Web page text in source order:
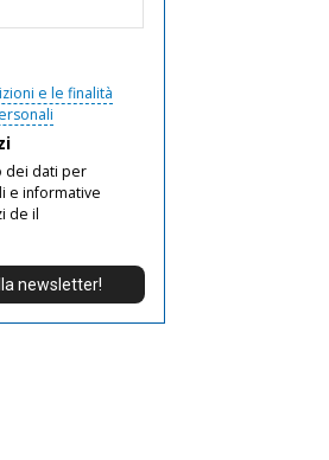
e le finalità
dei dati per
e informative
de il